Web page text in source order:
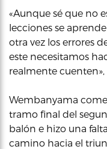
«Aunque sé que no
lecciones se
otra vez los errores
este necesitamos
realmente cuenten»,
Wembanyama
tramo final del
balón e hizo una
camino hacia el